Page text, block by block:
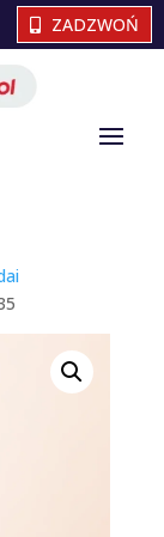
ZADZWOŃ